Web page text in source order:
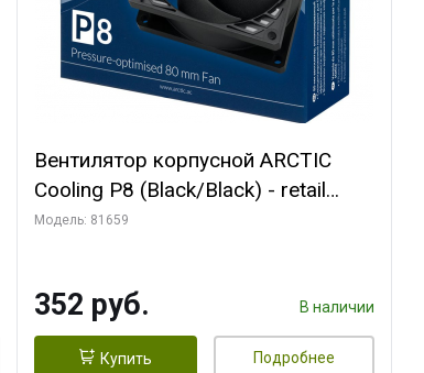
Вентилятор корпусной ARCTIC
Cooling P8 (Black/Black) - retail
(ACFAN00147A) (701990)
Модель: 81659
352 руб. В наличии
Купить Подробнее